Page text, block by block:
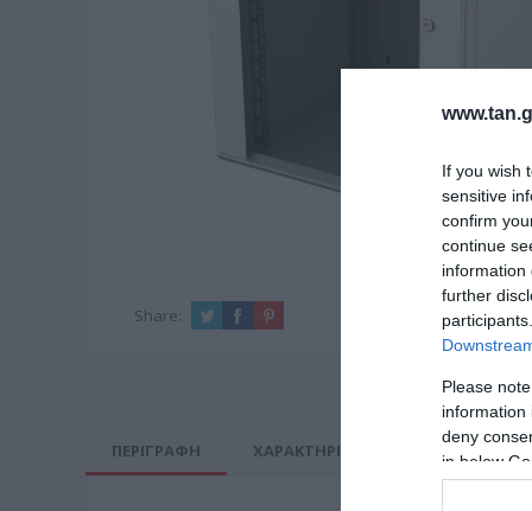
If you wish
sensitive
confirm
continue
information
further
Please
information
deny
in below
Share:
ΠΕΡΙΓΡΑΦΗ ΧΑΡΑΚΤΗΡΙΣΤΙΚΑ MANUALS